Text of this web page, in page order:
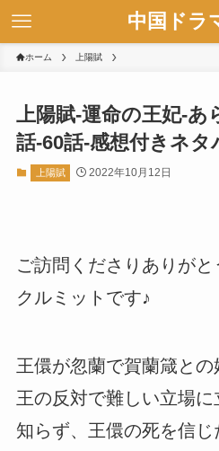
中国ドラ
ホーム 上陽賦
上陽賦-運命の王妃-あ
話-60話-感想付きネタ
上陽賦 2022年10月12日
ご訪問くださりありがと
クルミットです♪
王儇が忽蘭で賀蘭箴と
王の反対で難しい立場
知らず、王儇の死を信じ